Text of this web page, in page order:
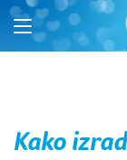
Kako